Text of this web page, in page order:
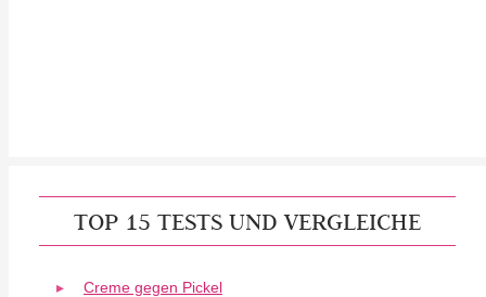
TOP 15 TESTS UND VERGLEICHE
Creme gegen Pickel